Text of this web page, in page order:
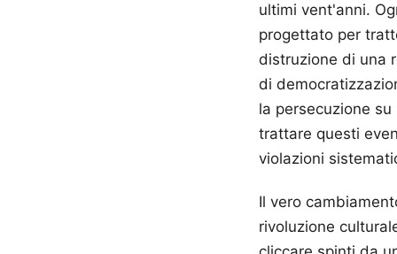
ultimi vent'anni.
progettato per
distruzione di una
di
la persecuzione
trattare questi
violazioni
Il vero
rivoluzione